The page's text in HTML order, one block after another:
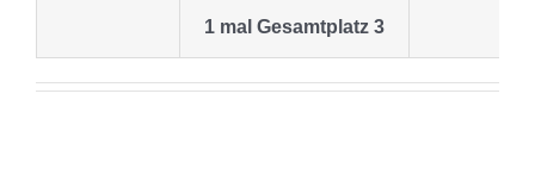
1 mal Gesamtplatz 3